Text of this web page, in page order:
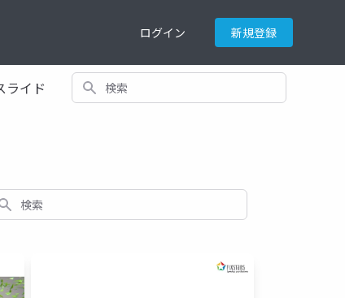
ログイン 新規登録
ライド 検索